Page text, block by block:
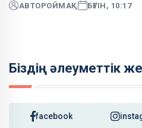
АВТОРОЙМАҚ БҮГІН, 10:17
Біздің әлеуметтік
facebook